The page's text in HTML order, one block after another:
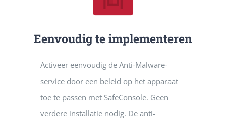
Eenvoudig te implementeren
Activeer eenvoudig de Anti-Malware-
service door een beleid op het apparaat
toe te passen met SafeConsole. Geen
verdere installatie nodig. De anti-